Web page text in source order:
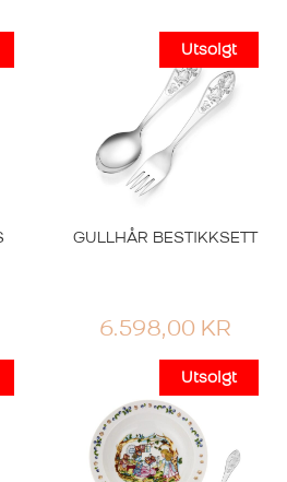
GULLHÅR BESTIKKSETT
6.598,00 KR